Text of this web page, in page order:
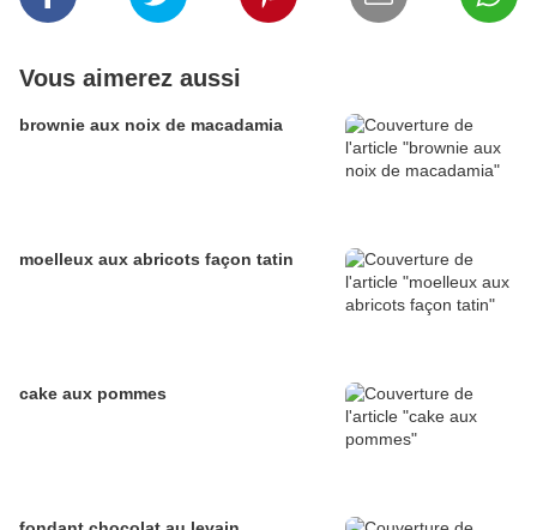
Vous aimerez aussi
brownie aux noix de macadamia
moelleux aux abricots façon tatin
cake aux pommes